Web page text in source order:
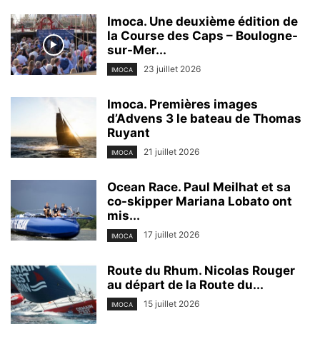
Imoca. Une deuxième édition de
la Course des Caps – Boulogne-
sur-Mer...
IMOCA 23 juillet 2026
Imoca. Premières images
d’Advens 3 le bateau de Thomas
Ruyant
IMOCA 21 juillet 2026
Ocean Race. Paul Meilhat et sa
co-skipper Mariana Lobato ont
mis...
IMOCA 17 juillet 2026
Route du Rhum. Nicolas Rouger
au départ de la Route du...
IMOCA 15 juillet 2026